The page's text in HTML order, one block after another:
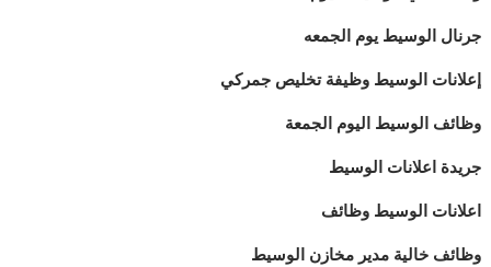
جرنال الوسيط يوم الجمعه
إعلانات الوسيط وظيفة تخليص جمركي
وظائف الوسيط اليوم الجمعة
جريدة اعلانات الوسيط
اعلانات الوسيط وظائف
وظائف خالية مدير مخازن الوسيط